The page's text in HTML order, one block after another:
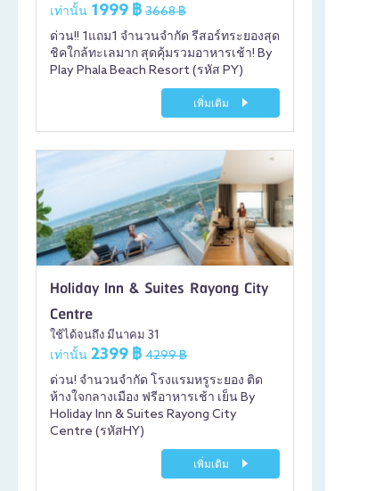
เท่านั้น 1999 ฿ 3668 ฿
ด่วน!! 1แถม1 จำนวนจำกัด รีสอร์ทระยองสุด
ชิคใกล้ทะเลมาก สุดคุ้มรวมอาหารเช้า! By
Play Phala Beach Resort (รหัส PY)
เพิ่มเติม
Holiday Inn & Suites Rayong City
Centre
ใช้ได้จนถึง มีนาคม 31
เท่านั้น 2399 ฿ 4299 ฿
ด่วน! จำนวนจำกัด โรงแรมหรูระยอง ติด
ห้างใจกลางเมือง ฟรีอาหารเช้า เย็น By
Holiday Inn & Suites Rayong City
Centre (รหัสHY)
เพิ่มเติม